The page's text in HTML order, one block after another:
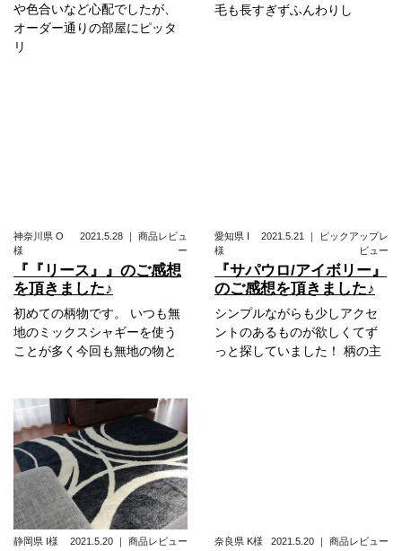
や色合いなど心配でしたが、
オーダー通りの部屋にピッタ
リ
毛も長すぎずふんわりし
神奈川県 O
様
2021.5.28 ｜ 商品レビュ
ー
『『リース』』のご感想
を頂きました♪
初めての柄物です。 いつも無
地のミックスシャギーを使う
ことが多く今回も無地の物と
愛知県 I
様
2021.5.21 ｜
ピックアップレ
ビュー
『サパウロ/アイボリー』
のご感想を頂きました♪
シンプルながらも少しアクセ
ントのあるものが欲しくてず
っと探していました！ 柄の主
静岡県 I様 2021.5.20 ｜ 商品レビュー 奈良県 K様 2021.5.20 ｜ 商品レビュー